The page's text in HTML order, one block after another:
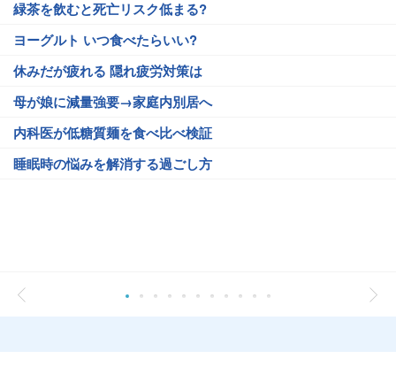
緑茶を飲むと死亡リスク低まる?
ヨーグルト いつ食べたらいい?
休みだが疲れる 隠れ疲労対策は
母が娘に減量強要→家庭内別居へ
内科医が低糖質麺を食べ比べ検証
睡眠時の悩みを解消する過ごし方